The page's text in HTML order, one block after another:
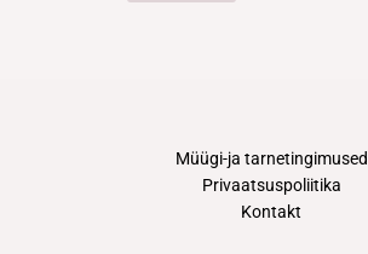
Müügi-ja tarnetingimused
Privaatsuspoliitika
Kontakt